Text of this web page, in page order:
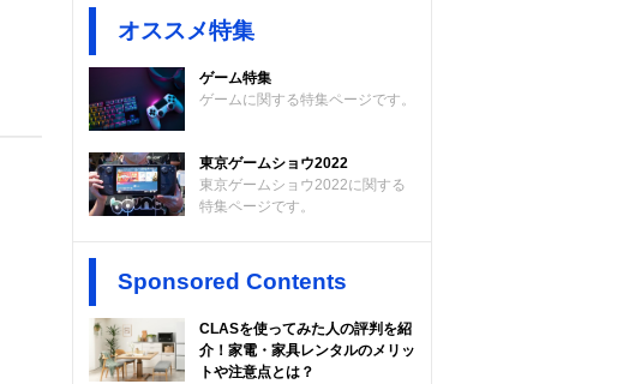
オススメ特集
ゲーム特集
ゲームに関する特集ページです。
東京ゲームショウ2022
東京ゲームショウ2022に関する
特集ページです。
Sponsored Contents
CLASを使ってみた人の評判を紹
介！家電・家具レンタルのメリッ
トや注意点とは？